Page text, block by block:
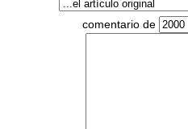
comentario de